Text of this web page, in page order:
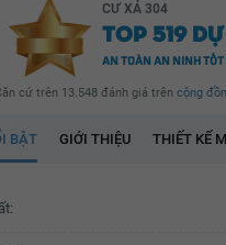
CƯ XÁ 304
TOP 519
AN TOÀN AN NINH TỐT
cứ trên 13.548 đánh giá trên cộng
BẬT GIỚI THIỆU THIẾT KẾ